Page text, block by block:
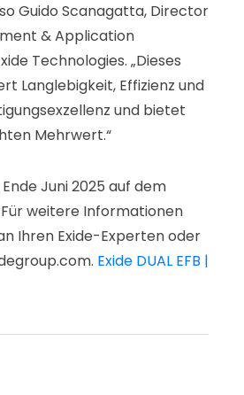
Guido Scanagatta, Director
& Application
Technologies. „Dieses
Langlebigkeit, Effizienz und
und bietet
Mehrwert.“
Juni 2025 auf dem
weitere Informationen
Ihren Exide-Experten oder
Exide DUAL EFB |